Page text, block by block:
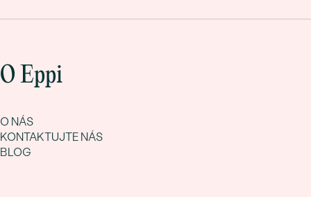
O Eppi
O NÁS
KONTAKTUJTE NÁS
BLOG